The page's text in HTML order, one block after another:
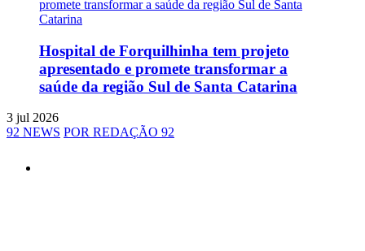
Hospital de Forquilhinha tem projeto
apresentado e promete transformar a
saúde da região Sul de Santa Catarina
3 jul 2026
92 NEWS POR REDAÇÃO 92